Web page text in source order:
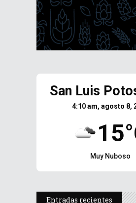
San Luis
4:10 am, agosto 8,
Muy Nuboso
Entradas recientes